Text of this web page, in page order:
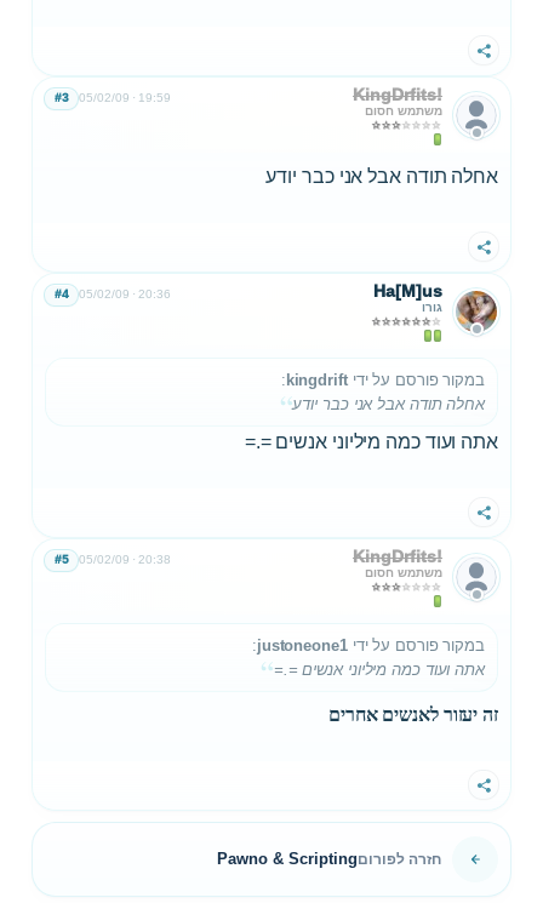
שתף
KingDrfits!
משתמש חסום
05/02/09 19:59
#3
אחלה תודה אבל אני כבר יודע
שתף
Ha[M]us
גורו
05/02/09 20:36
#4
במקור פורסם על ידיkingdrift
:
אחלה תודה אבל אני כבר יודע
אתה ועוד כמה מיליוני אנשים =.=
שתף
KingDrfits!
משתמש חסום
05/02/09 20:38
#5
במקור פורסם על ידיjustoneone1
:
אתה ועוד כמה מיליוני אנשים =.=
זה יעזור לאנשים אחרים
שתף
חזרה לפורוםPawno & Scripting